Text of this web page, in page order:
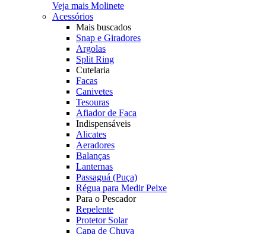
Veja mais Molinete
Acessórios
Mais buscados
Snap e Giradores
Argolas
Split Ring
Cutelaria
Facas
Canivetes
Tesouras
Afiador de Faca
Indispensáveis
Alicates
Aeradores
Balanças
Lanternas
Passaguá (Puça)
Régua para Medir Peixe
Para o Pescador
Repelente
Protetor Solar
Capa de Chuva